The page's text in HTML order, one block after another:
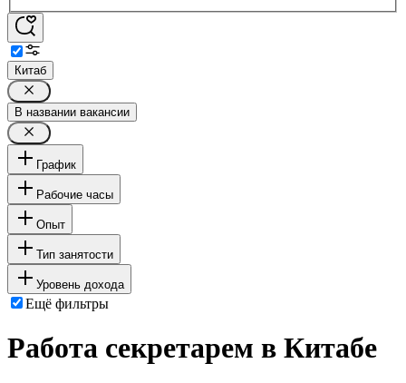
Китаб
В названии вакансии
График
Рабочие часы
Опыт
Тип занятости
Уровень дохода
Ещё фильтры
Работа секретарем в Китабе